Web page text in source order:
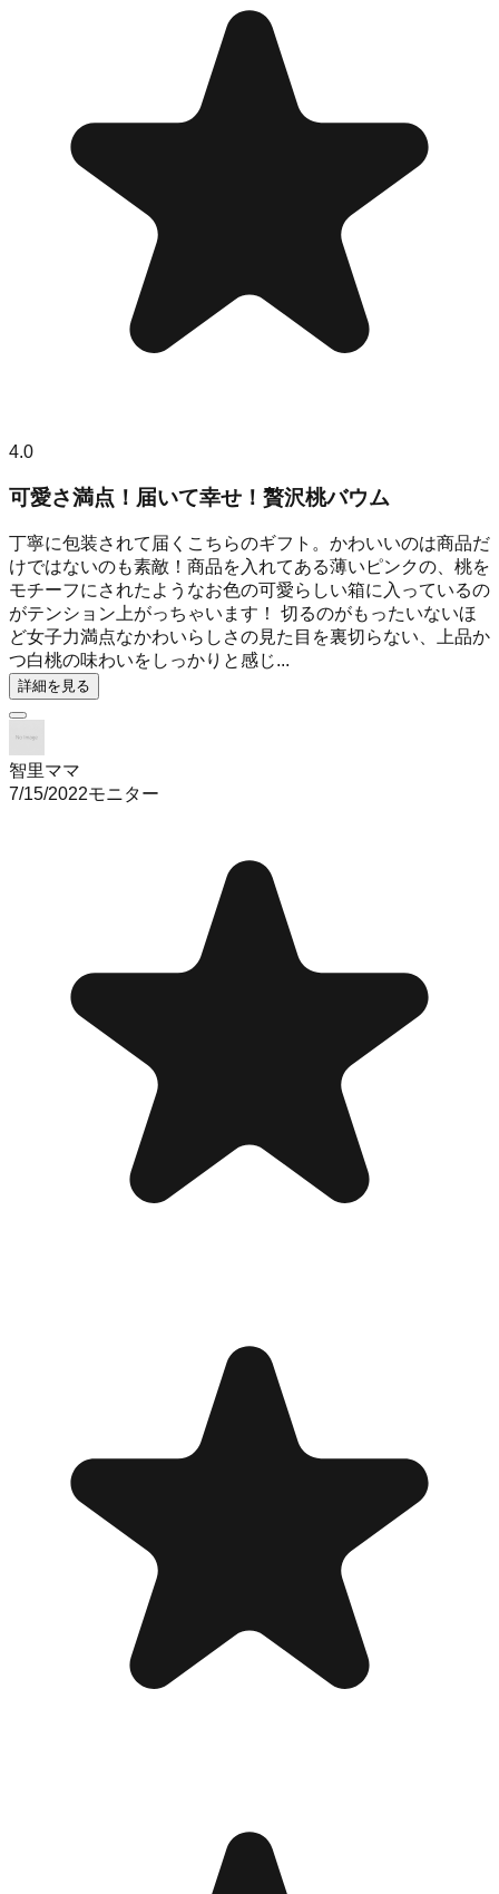
4.0
可愛さ満点！届いて幸せ！贅沢桃バウム
丁寧に包装されて届くこちらのギフト。かわいいのは商品だ
けではないのも素敵！商品を入れてある薄いピンクの、桃を
モチーフにされたようなお色の可愛らしい箱に入っているの
がテンション上がっちゃいます！ 切るのがもったいないほ
ど女子力満点なかわいらしさの見た目を裏切らない、上品か
つ白桃の味わいをしっかりと感じ...
詳細を見る
智里ママ
7/15/2022モニター